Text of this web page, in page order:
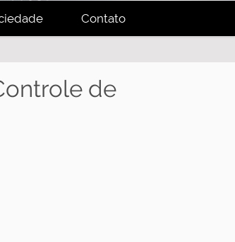
Contato
de